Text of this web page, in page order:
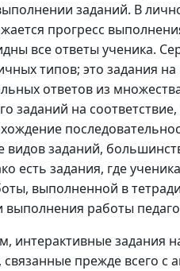
заданий. В
прогресс
все ответы ученика.
типов; это задания
ответов из
заданий на
видов заданий,
есть задания, где
выполненной в
выполнения работы
интерактивные задания
прежде всего с